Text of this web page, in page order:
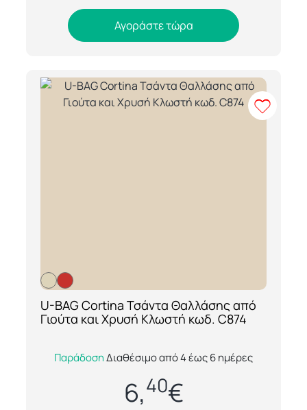
Αγοράστε τώρα
[ti_wishlists_addtowishlist loop=yes]
U-BAG Cortina Τσάντα Θαλλάσης από
Γιούτα και Χρυσή Κλωστή κωδ. C874
Η U-BAG Cortina C874 είναι μια
εντυπωσιακή και υψηλής αισθητικής
τσάντα θαλλάσης από φυσική γιούτα,
διακοσμημένη με λαμπ...
ΠαράδοσηΔιαθέσιμο από 4 έως 6 ημέρες
6,40€